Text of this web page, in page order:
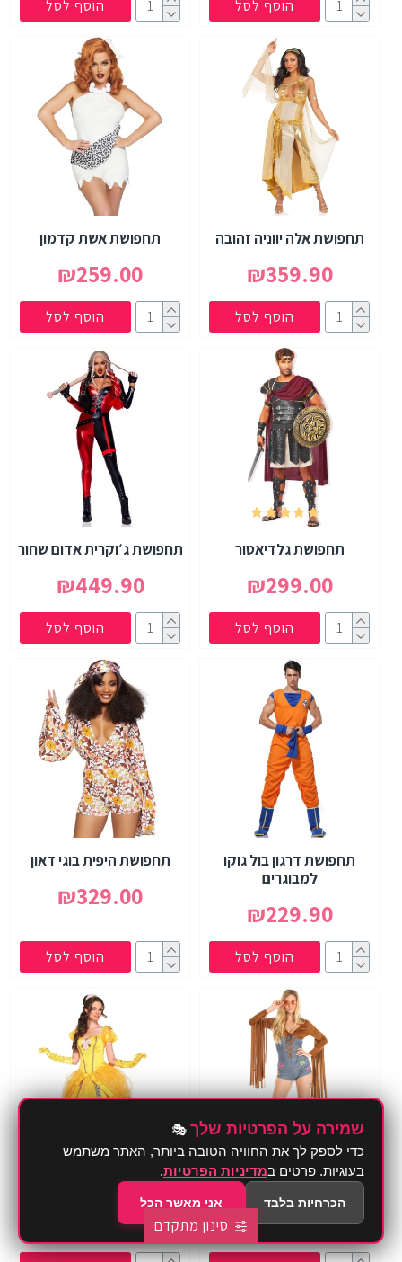
הוסף לסל הוסף לסל
תחפושת אלה יווניה זהובה
₪359.90
הוסף לסל
תחפושת אשת קדמון
₪259.00
הוסף לסל
תחפושת גלדיאטור
₪299.00
הוסף לסל
תחפושת ג׳וקרית אדום שחור
₪449.90
הוסף לסל
תחפושת דרגון בול גוקו
למבוגרים
₪229.90
הוסף לסל
תחפושת היפית בוגי דאון
₪329.00
הוסף לסל
תחפושת היפית בשילוב ג׳ינס
₪249.90
תחפושת הנסיכה היפה
₪299.00
שמירה על הפרטיות שלך 🎭
כדי לספק לך את החוויה הטובה ביותר, האתר משתמש
בעוגיות. פרטים במדיניות הפרטיות.
הכרחיות בלבד אני מאשר הכל
סינון מתקדם